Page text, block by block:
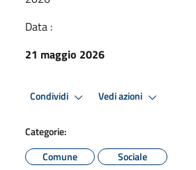
Data :
21 maggio 2026
Condividi Vedi azioni
Categorie:
Comune
Sociale